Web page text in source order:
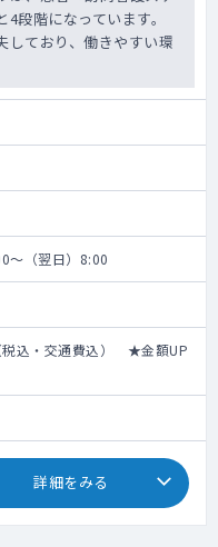
階になっています。
ており、働きやすい環
～（翌日）8:00
込・交通費込） ★金額UP
詳細をみる